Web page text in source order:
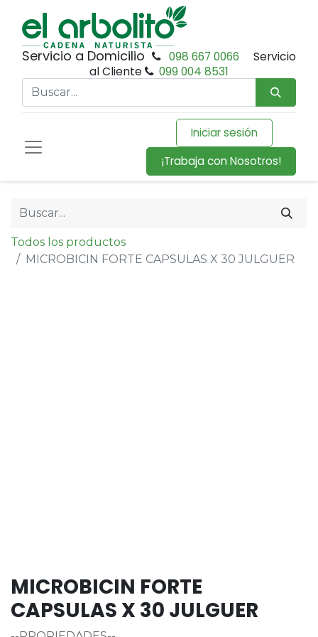
Servicio a Domicilio 098 667 0066
Servicio
al Cliente
099 004 8531
Iniciar sesión
¡Trabaja con Nosotros!
Todos los productos
MICROBICIN FORTE CAPSULAS X 30 JULGUER
MICROBICIN FORTE
CAPSULAS X 30 JULGUER